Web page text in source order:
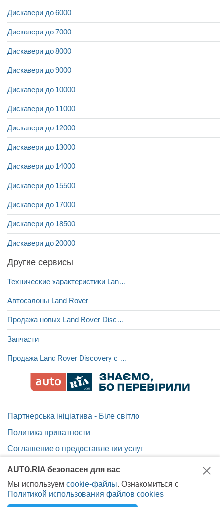
Дискавери до 6000
Дискавери до 7000
Дискавери до 8000
Дискавери до 9000
Дискавери до 10000
Дискавери до 11000
Дискавери до 12000
Дискавери до 13000
Дискавери до 14000
Дискавери до 15500
Дискавери до 17000
Дискавери до 18500
Дискавери до 20000
Другие сервисы
Технические характеристики Land Rover Discovery
Автосалоны Land Rover
Продажа новых Land Rover Discovery
Запчасти
Продажа Land Rover Discovery с пробегом
Партнерська ініціатива - Біле світло
Политика приватности
Соглашение о предоставлении услуг
Помощь по сайту AUTO.RIA
Карта сайта
Вакансии AUTO.RIA
AUTO.RIA безопасен для вас
Мы используем cookie-файлы. Ознакомиться с
Политикой использования файлов cookies